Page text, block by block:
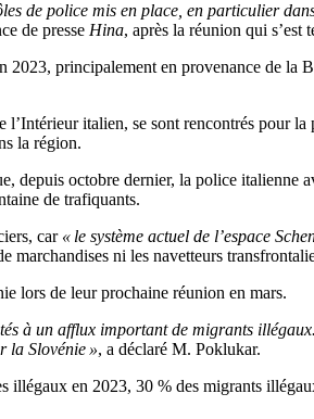
de police mis en place, en particulier
de presse Hina, après la réunion qui s’est
principalement en provenance de
italien, se sont rencontrés pour
la région.
depuis octobre dernier, la police italienne
de trafiquants.
car « le système actuel de l’espace
marchandises ni les navetteurs
lors de leur prochaine réunion en mars.
à un afflux important de migrants
la Slovénie », a déclaré M. Poklukar.
en 2023, 30 % des migrants